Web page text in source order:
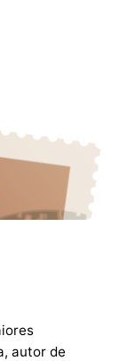
autor de